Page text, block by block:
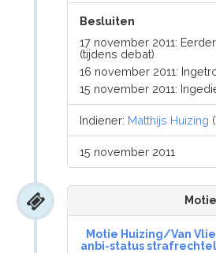
Besluiten
17 november 2011:
(tijdens debat)
16 november 2011:
15 november 2011:
Indiener: Matthijs Huizing (
15 november 2011
Motie
Motie Huizing/Van
anbi-status